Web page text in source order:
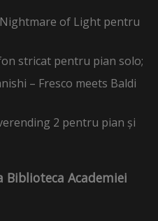
Nightmare of Light pentru
stricat pentru pian solo;
– Fresco meets Baldi
2 pentru pian și
Biblioteca Academiei